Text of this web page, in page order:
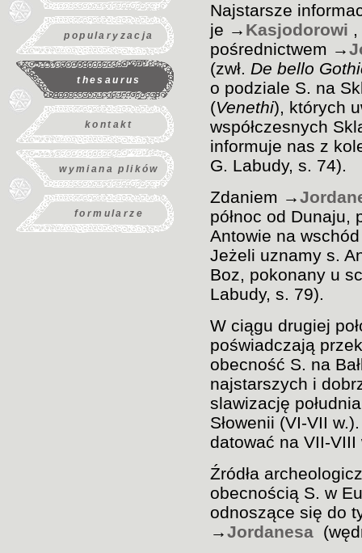
popularyzacja
thesaurus
kontakt
wymiana plików
formularze
Najstarsze
je → Kasjodorowi
pośrednictwem →
(zwł. De bello
o podziale S. na
(Venethi), których
współczesnych
informuje nas z
G. Labudy, s. 74).
Zdaniem →
północ od Dunaju,
Antowie na
Jeżeli uznamy s.
Boz, pokonany u
Labudy, s. 79).
W ciągu drugiej
poświadczają
obecność S. na
najstarszych i
slawizację
Słowenii (VI-VII
datować na VII-VIII
Źródła
obecnością S. w
odnoszące się do
→Jordanesa